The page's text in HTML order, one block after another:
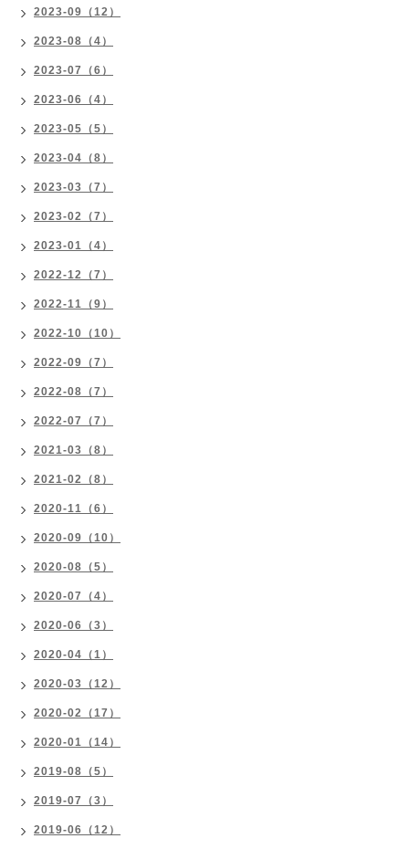
2023-09（12）
2023-08（4）
2023-07（6）
2023-06（4）
2023-05（5）
2023-04（8）
2023-03（7）
2023-02（7）
2023-01（4）
2022-12（7）
2022-11（9）
2022-10（10）
2022-09（7）
2022-08（7）
2022-07（7）
2021-03（8）
2021-02（8）
2020-11（6）
2020-09（10）
2020-08（5）
2020-07（4）
2020-06（3）
2020-04（1）
2020-03（12）
2020-02（17）
2020-01（14）
2019-08（5）
2019-07（3）
2019-06（12）